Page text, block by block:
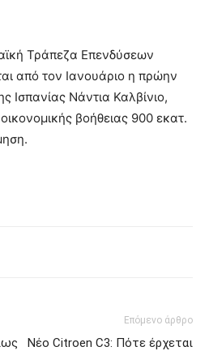
Τράπεζα Επενδύσεων
από τον Ιανουάριο η πρώην
Ισπανίας Νάντια Καλβίνιο,
βοήθειας 900 εκατ.
Επόμενο άρθρο
Νέο Citroen C3: Πότε έρχεται